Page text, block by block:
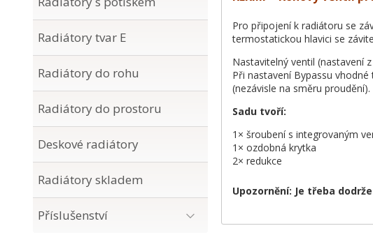
Radiátory tvar E
Radiátory do rohu
Radiátory do prostoru
Deskové radiátory
Radiátory skladem
Příslušenství
Pro připojení k radiátoru se
termostatickou hlavici se
Nastavitelný ventil (nastavení
Při nastavení Bypassu
(nezávisle na směru proudění).
Sadu tvoří:
1× šroubení s integrovaným
1× ozdobná krytka
2× redukce
Upozornění: Je třeba